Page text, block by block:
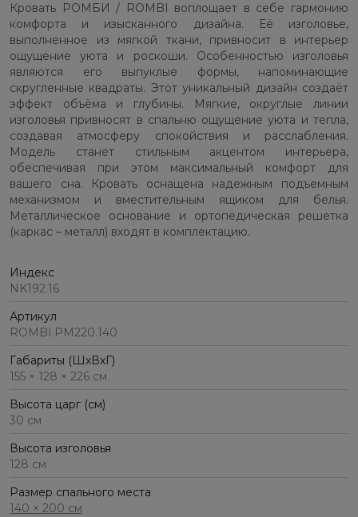
Кровать РОМБИ / ROMBI воплощает в себе гармонию
комфорта и изысканного дизайна. Её изголовье,
выполненное из мягкой ткани, привносит в интерьер
ощущение уюта и роскоши. Особенностью изголовья
являются его выпуклые формы, напоминающие
скругленные квадраты. Этот уникальный дизайн создаёт
эффект объёма и глубины. Мягкие, округлые линии
изголовья привносят в спальню ощущение уюта и тепла,
создавая атмосферу спокойствия и расслабления.
Модель станет стильным акцентом интерьера,
обеспечивая при этом максимальный комфорт для
вашего сна. Кровать оснащена надежным подъемным
механизмом и вместительным ящиком для белья.
Металлическое основание и ортопедическая решетка
(каркас – металл) входят в комплектацию.
Индекс
NK192.16
Артикул
ROMBI.PM220.140
Габариты (ШхВхГ)
155 × 128 × 226 см
Высота царг (см)
30 см
Высота изголовья
128 см
Размер спального места
140 × 200 см